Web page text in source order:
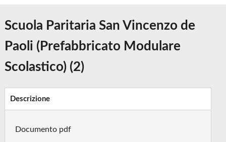
Scuola Paritaria San Vincenzo de
Paoli (Prefabbricato Modulare
Scolastico) (2)
Descrizione
Documento pdf